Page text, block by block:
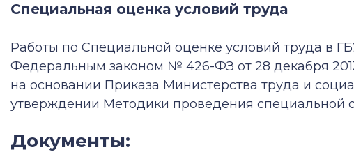
Специальная оценка условий труда
Работы по Специальной оценке условий труда в
Федеральным законом № 426-ФЗ от 28 декабря
на основании Приказа Министерства труда и
утверждении Методики проведения специальной
Документы: